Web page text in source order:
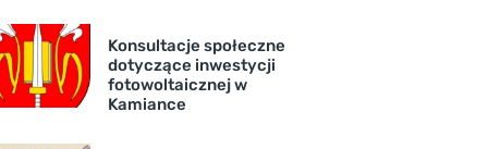
Konsultacje społeczne
dotyczące inwestycji
fotowoltaicznej w
Kamiance